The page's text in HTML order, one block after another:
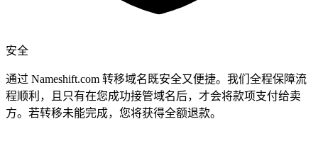
安全
通过 Nameshift.com 转移域名既安全又便捷。我们全程保障流
程顺利，且只有在您成功接管域名后，才会将款项支付给卖
方。若转移未能完成，您将获得全额退款。